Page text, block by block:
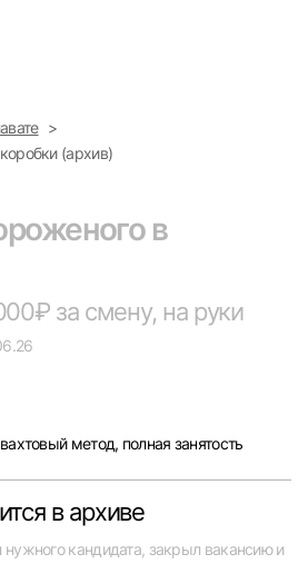
Найти сотрудника
(архив)
в
за смену, на руки
метод, полная занятость
в архиве
кандидата, закрыл вакансию и